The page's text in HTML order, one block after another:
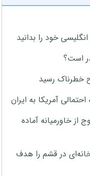
خود را بدانید
خطرناک رسید
آمریکا به ایران
خاورمیانه آماده
پوندی آمریکا خانه‌ای در قشم را هدف